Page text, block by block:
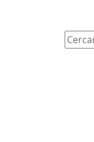
Cercar: